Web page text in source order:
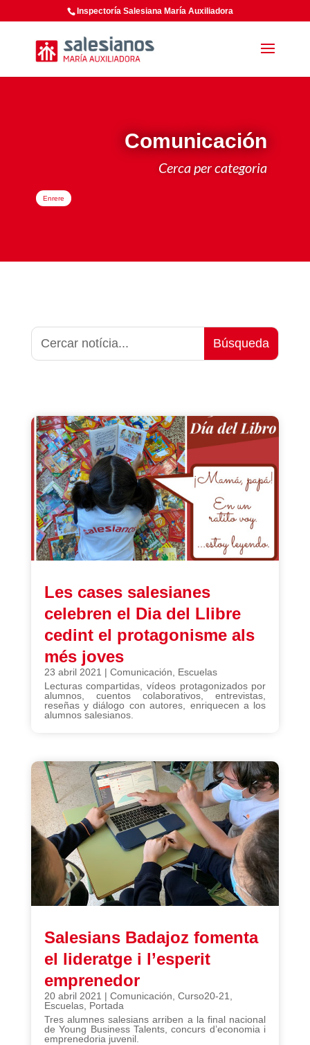
Inspectoría Salesiana María Auxiliadora
Comunicación
Cerca per categoria
Enrere
Les cases salesianes
celebren el Dia del Llibre
cedint el protagonisme als
més joves
23 abril 2021 | Comunicación
Escuelas
Lecturas compartidas, vídeos protagonizados por
alumnos, cuentos colaborativos, entrevistas,
reseñas y diálogo con autores, enriquecen a los
alumnos salesianos.
Salesians Badajoz fomenta
el lideratge i l’esperit
emprenedor
20 abril 2021 | Comunicación Curso20-21
Escuelas, Portada
Tres alumnes salesians arriben a la final nacional
de Young Business Talents, concurs d’economia i
emprenedoria juvenil.